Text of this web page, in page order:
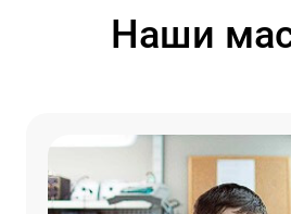
Наши